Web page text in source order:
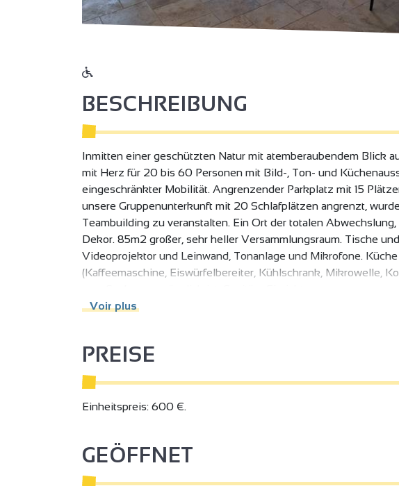
BESCHREIBUNG
Inmitten einer geschützten Natur mit atemberaubendem Blick
mit Herz für 20 bis 60 Personen mit Bild-, Ton- und
eingeschränkter Mobilität. Angrenzender Parkplatz mit 15
unsere Gruppenunterkunft mit 20 Schlafplätzen angrenzt,
Teambuilding zu veranstalten. Ein Ort der totalen
Dekor. 85m2 großer, sehr heller Versammlungsraum. Tische
Videoprojektor und Leinwand, Tonanlage und Mikrofone.
(Kaffeemaschine, Eiswürfelbereiter, Kühlschrank, Mikrowelle,
Voir plus
PREISE
Einheitspreis: 600 €.
GEÖFFNET